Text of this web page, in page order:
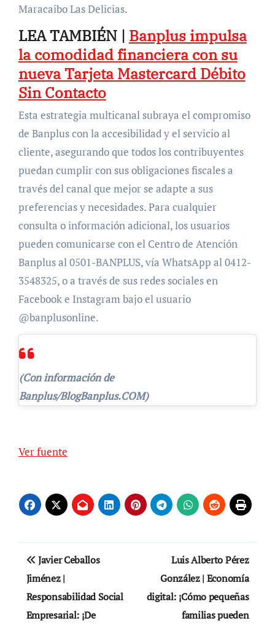
Maracaibo Las Delicias.
LEA TAMBIÉN | Banplus impulsa
la comodidad financiera con su
nueva Tarjeta Mastercard Débito
Sin Contacto
Esta estrategia multicanal subraya el compromiso
de Banplus con la accesibilidad y el servicio al
cliente, asegurando que todos los contribuyentes
puedan cumplir con sus obligaciones fiscales a
través del canal que mejor se adapte a sus
preferencias y necesidades. Para cualquier
consulta o información adicional, los usuarios
pueden comunicarse con el Centro de Atención
Banplus al 0501-BANPLUS, vía WhatsApp al 0412-
3548325, o a través de sus redes sociales en
Facebook e Instagram bajo el usuario
@banplusonline.
(Con información de
Banplus/BlogBanplus.COM)
de
Ver fuente
Navegación
de
entradas
Javier Ceballos
Jiménez |
Responsabilidad Social
Empresarial: ¡De
Luis Alberto Pérez
González | Economía
digital: ¡Cómo pequeñas
familias pueden